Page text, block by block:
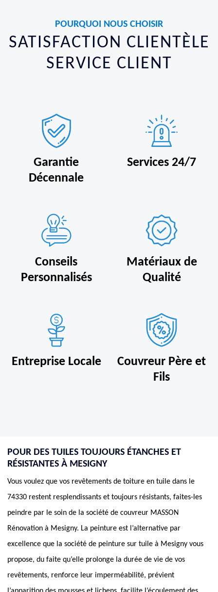
POURQUOI NOUS CHOISIR
SATISFACTION CLIENTÈLE
SERVICE CLIENT
Garantie
Décennale
Services 24/7
Conseils
Personnalisés
Matériaux de
Qualité
Entreprise Locale
Couvreur Père et
Fils
POUR DES TUILES TOUJOURS ÉTANCHES ET
RÉSISTANTES À MESIGNY
Vous voulez que vos revêtements de toiture en tuile dans le
74330 restent resplendissants et toujours résistants, faites-les
peindre par le soin de la société de couvreur MASSON
Rénovation à Mesigny. La peinture est l’alternative par
excellence que la société de peinture sur tuile à Mesigny vous
propose, du faite qu’elle prolonge la durée de vie de vos
revêtements, renforce leur imperméabilité, prévient